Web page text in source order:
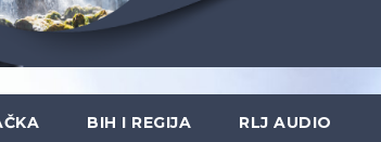
BIH I REGIJA RLJ AUDIO